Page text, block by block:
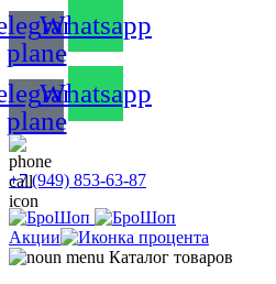
plane
Whatsapp
plane
Whatsapp
+7 (949) 853-63-87
Акции
Каталог товаров